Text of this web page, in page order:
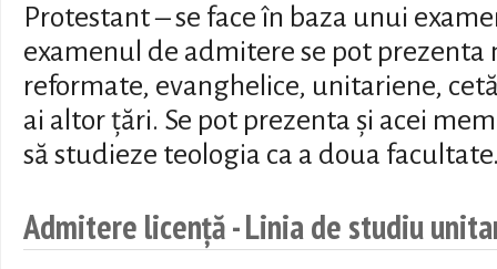
Protestant – se face în baza unui
examenul de admitere se pot
reformate, evanghelice, unitariene,
ai altor ţări. Se pot prezenta şi acei
să studieze teologia ca a doua
Admitere licență - Linia de studiu